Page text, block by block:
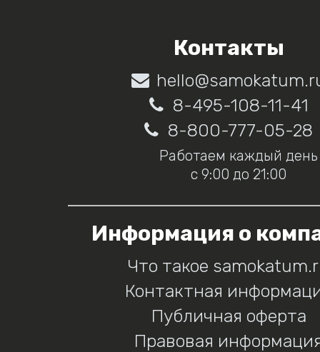
Контакты
8-495-108-11-41
8-800-777-05-28
Работаем каждый день
с 9:00 до 21:00
Информация о
Что такое
Контактная
Публичная оферта
Правовая